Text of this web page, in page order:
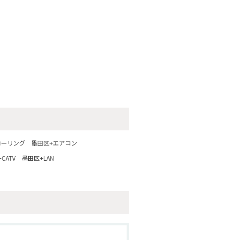
リング
墨田区+エアコン
墨田区+LAN